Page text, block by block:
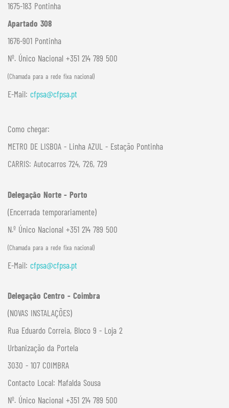
1675-183 Pontinha
Apartado 308
1676-901 Pontinha
Nº. Único Nacional +351 214 789 500
(Chamada para a rede fixa nacional)
E-Mail: cfpsa@cfpsa.pt
Como chegar:
METRO DE LISBOA - Linha AZUL - Estação Pontinha
CARRIS: Autocarros 724, 726, 729
Delegação Norte - Porto
(Encerrada temporariamente)
N.º Único Nacional +351 214 789 500
(Chamada para a rede fixa nacional)
E-Mail: cfpsa@cfpsa.pt
Delegação Centro - Coimbra
(NOVAS INSTALAÇÕES)
Rua Eduardo Correia, Bloco 9 - Loja 2
Urbanização da Portela
3030 - 107 COIMBRA
Contacto Local: Mafalda Sousa
Nº. Único Nacional +351 214 789 500